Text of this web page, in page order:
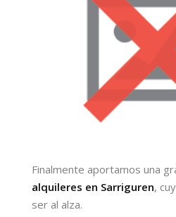
Finalmente aportamos una
alquileres en Sarriguren,
ser al alza.